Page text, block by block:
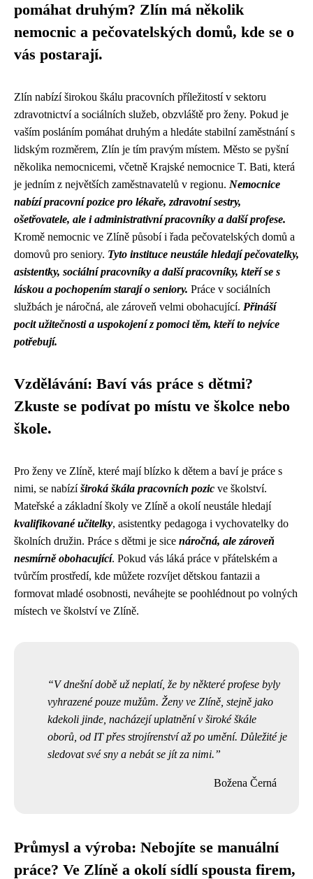
pomáhat druhým? Zlín má několik
nemocnic a pečovatelských domů, kde se o
vás postarají.
Zlín nabízí širokou škálu pracovních příležitostí v sektoru
zdravotnictví a sociálních služeb, obzvláště pro ženy. Pokud je
vaším posláním pomáhat druhým a hledáte stabilní zaměstnání s
lidským rozměrem, Zlín je tím pravým místem. Město se pyšní
několika nemocnicemi, včetně Krajské nemocnice T. Bati, která
je jedním z největších zaměstnavatelů v regionu. Nemocnice
nabízí pracovní pozice pro lékaře, zdravotní sestry,
ošetřovatele, ale i administrativní pracovníky a další profese.
Kromě nemocnic ve Zlíně působí i řada pečovatelských domů a
domovů pro seniory. Tyto instituce neustále hledají pečovatelky,
asistentky, sociální pracovníky a další pracovníky, kteří se s
láskou a pochopením starají o seniory. Práce v sociálních
službách je náročná, ale zároveň velmi obohacující. Přináší
pocit užitečnosti a uspokojení z pomoci těm, kteří to nejvíce
potřebují.
Vzdělávání: Baví vás práce s dětmi?
Zkuste se podívat po místu ve školce nebo
škole.
Pro ženy ve Zlíně, které mají blízko k dětem a baví je práce s
nimi, se nabízíširoká škála pracovních pozic ve školství.
Mateřské a základní školy ve Zlíně a okolí neustále hledají
kvalifikované učitelky, asistentky pedagoga i vychovatelky do
školních družin. Práce s dětmi je sice náročná, ale zároveň
nesmírně obohacující. Pokud vás láká práce v přátelském a
tvůrčím prostředí, kde můžete rozvíjet dětskou fantazii a
formovat mladé osobnosti, neváhejte se poohlédnout po volných
místech ve školství ve Zlíně.
V dnešní době už neplatí, že by některé profese byly
vyhrazené pouze mužům. Ženy ve Zlíně, stejně jako
kdekoli jinde, nacházejí uplatnění v široké škále
oborů, od IT přes strojírenství až po umění. Důležité je
sledovat své sny a nebát se jít za nimi.
Božena Černá
Průmysl a výroba: Nebojíte se manuální
práce? Ve Zlíně a okolí sídlí spousta firem,